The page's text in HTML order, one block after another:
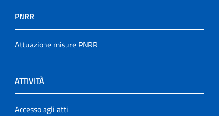
PNRR
Attuazione misure PNRR
ATTIVITÀ
Accesso agli atti